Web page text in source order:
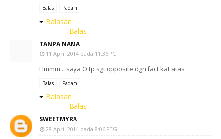
Balas Padam
Balasan
Balas
TANPA NAMA
11 April 2014 pada 11:36 PG
Hmmm... saya O tp sgt opposite dgn fact kat atas.
Balas Padam
Balasan
Balas
SWEETMYRA
28 April 2014 pada 8:06 PTG